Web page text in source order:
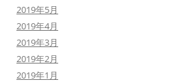
2019年5月
2019年4月
2019年3月
2019年2月
2019年1月